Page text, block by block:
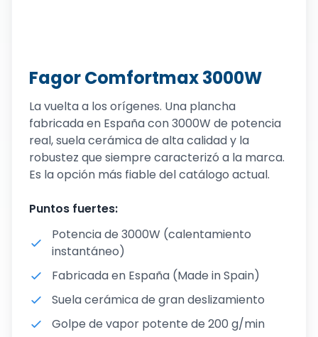
Fagor Comfortmax 3000W
La vuelta a los orígenes. Una plancha
fabricada en España con 3000W de potencia
real, suela cerámica de alta calidad y la
robustez que siempre caracterizó a la marca.
Es la opción más fiable del catálogo actual.
Puntos fuertes:
Potencia de 3000W (calentamiento
instantáneo)
Fabricada en España (Made in Spain)
Suela cerámica de gran deslizamiento
Golpe de vapor potente de 200 g/min